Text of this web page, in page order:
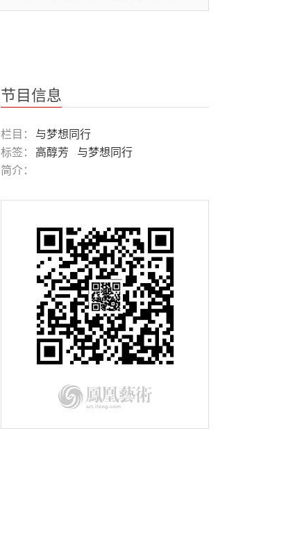
2015-09-23与梦想同行 正在发生的
改变——Carmen
与梦想同行：水墨回乡——高醇芳
（下）
与梦想同行：水墨回乡—黄湘詅
（中）
与梦想同行：水墨回乡—黄湘詅
节目信息
栏目：
与梦想同行
标签：
高醇芳
与梦想同行
简介：